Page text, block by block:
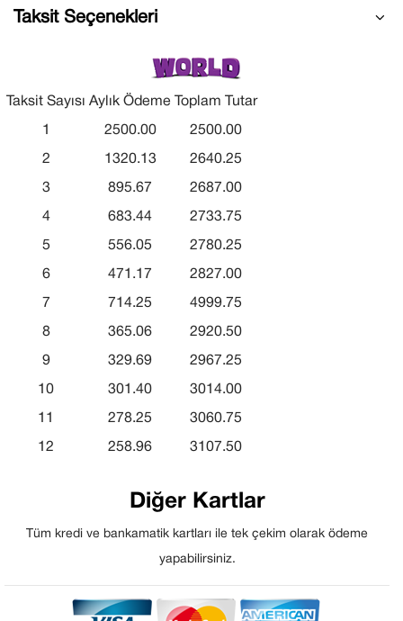
Taksit Seçenekleri
Taksit Sayısı Aylık Ödeme Toplam Tutar
1 2500.00 2500.00
2 1320.13 2640.25
3 895.67 2687.00
4 683.44 2733.75
5 556.05 2780.25
6 471.17 2827.00
7 714.25 4999.75
8 365.06 2920.50
9 329.69 2967.25
10 301.40 3014.00
11 278.25 3060.75
12 258.96 3107.50
Diğer Kartlar
Tüm kredi ve bankamatik kartları ile tek çekim olarak ödeme
yapabilirsiniz.